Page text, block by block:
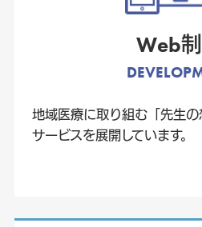
Web
地域医療に取り組む「先生
サービスを展開しています。